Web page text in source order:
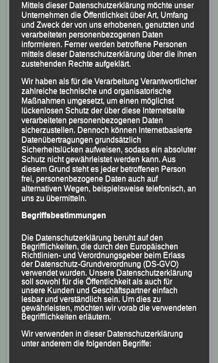
Keifenheim
Foto: K.S.
Schnellster 55jähriger wurde Manfred Ammerl, für den
28:46 Minuten gestoppt wurden. Die beiden LG-Oldies
Franz Keifenheim (23:34 Minuten) und Gerhard Bauer
(27:57 Minuten) waren in ihren AK M 65 und M 70 nicht
VeröffentlichtinAktuelles,Archiv 2025|Markiert mit
Mittels dieser Datenschutzerklärung möchte unser
Unternehmen die Öffentlichkeit über Art, Umfang
und Zweck der von uns erhobenen, genutzten und
verarbeiteten personenbezogenen Daten
informieren. Ferner werden betroffene Personen
mittels dieser Datenschutzerklärung über die ihnen
zustehenden Rechte aufgeklärt.
Wir haben als für die Verarbeitung Verantwortlicher
zahlreiche technische und organisatorische
Maßnahmen umgesetzt, um einen möglichst
lückenlosen Schutz der über diese Internetseite
verarbeiteten personenbezogenen Daten
sicherzustellen. Dennoch können Internetbasierte
Datenübertragungen grundsätzlich
Sicherheitslücken aufweisen, sodass ein absoluter
Schutz nicht gewährleistet werden kann. Aus
diesem Grund steht es jeder betroffenen Person
frei, personenbezogene Daten auch auf
alternativen Wegen, beispielsweise telefonisch, an
uns zu übermitteln.
Begriffsbestimmungen
Die Datenschutzerklärung beruht auf den
Begrifflichkeiten, die durch den Europäischen
Richtlinien- und Verordnungsgeber beim Erlass
der Datenschutz-Grundverordnung (DS-GVO)
verwendet wurden. Unsere Datenschutzerklärung
soll sowohl für die Öffentlichkeit als auch für
unsere Kunden und Geschäftspartner einfach
lesbar und verständlich sein. Um dies zu
gewährleisten, möchten wir vorab die verwendeten
Begrifflichkeiten erläutern.
Wir verwenden in dieser Datenschutzerklärung
unter anderem die folgenden Begriffe: